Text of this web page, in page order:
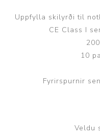
Uppfylla skilyrði til
CE Class I
10
Fyrirspurnir
Veldu